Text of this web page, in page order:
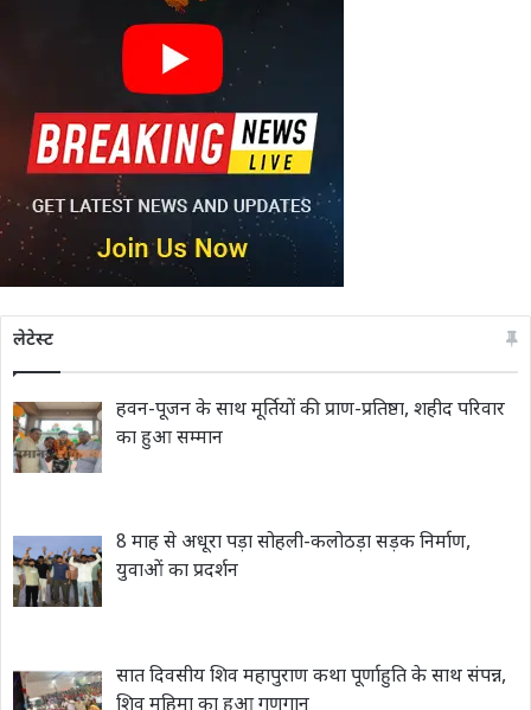
लेटेस्ट
हवन-पूजन के साथ मूर्तियों की प्राण-प्रतिष्ठा, शहीद परिवार
का हुआ सम्मान
8 माह से अधूरा पड़ा सोहली-कलोठड़ा सड़क निर्माण,
युवाओं का प्रदर्शन
सात दिवसीय शिव महापुराण कथा पूर्णाहुति के साथ संपन्न,